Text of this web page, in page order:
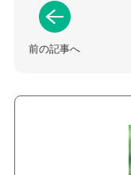
前の記事へ